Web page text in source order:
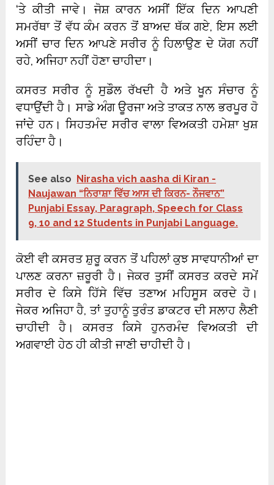
‘ਤੇ ਕੀਤੀ ਜਾਵੇ। ਜੋਸ਼ ਕਾਰਨ ਅਸੀਂ ਇੱਕ ਦਿਨ ਆਪਣੀ
ਸਮਰੱਥਾ ਤੋਂ ਵੱਧ ਕੰਮ ਕਰਨ ਤੋਂ ਬਾਅਦ ਥੱਕ ਗਏ, ਇਸ ਲਈ
ਅਸੀਂ ਚਾਰ ਦਿਨ ਆਪਣੇ ਸਰੀਰ ਨੂੰ ਹਿਲਾਉਣ ਦੇ ਯੋਗ ਨਹੀਂ
ਰਹੇ, ਅਜਿਹਾ ਨਹੀਂ ਹੋਣਾ ਚਾਹੀਦਾ।
ਕਸਰਤ ਸਰੀਰ ਨੂੰ ਸੁਡੌਲ ਰੱਖਦੀ ਹੈ ਅਤੇ ਖੂਨ ਸੰਚਾਰ ਨੂੰ
ਵਧਾਉਂਦੀ ਹੈ। ਸਾਡੇ ਅੰਗ ਊਰਜਾ ਅਤੇ ਤਾਕਤ ਨਾਲ ਭਰਪੂਰ ਹੋ
ਜਾਂਦੇ ਹਨ। ਸਿਹਤਮੰਦ ਸਰੀਰ ਵਾਲਾ ਵਿਅਕਤੀ ਹਮੇਸ਼ਾ ਖੁਸ਼
ਰਹਿੰਦਾ ਹੈ।
See also
Nirasha vich aasha di Kiran -
Naujawan “ਨਿਰਾਸ਼ਾ ਵਿੱਚ ਆਸ ਦੀ ਕਿਰਨ- ਨੌਜਵਾਨ”
Punjabi Essay, Paragraph, Speech for Class
9, 10 and 12 Students in Punjabi Language.
ਕੋਈ ਵੀ ਕਸਰਤ ਸ਼ੁਰੂ ਕਰਨ ਤੋਂ ਪਹਿਲਾਂ ਕੁਝ ਸਾਵਧਾਨੀਆਂ ਦਾ
ਪਾਲਣ ਕਰਨਾ ਜ਼ਰੂਰੀ ਹੈ। ਜੇਕਰ ਤੁਸੀਂ ਕਸਰਤ ਕਰਦੇ ਸਮੇਂ
ਸਰੀਰ ਦੇ ਕਿਸੇ ਹਿੱਸੇ ਵਿੱਚ ਤਣਾਅ ਮਹਿਸੂਸ ਕਰਦੇ ਹੋ।
ਜੇਕਰ ਅਜਿਹਾ ਹੈ, ਤਾਂ ਤੁਹਾਨੂੰ ਤੁਰੰਤ ਡਾਕਟਰ ਦੀ ਸਲਾਹ ਲੈਣੀ
ਚਾਹੀਦੀ ਹੈ। ਕਸਰਤ ਕਿਸੇ ਹੁਨਰਮੰਦ ਵਿਅਕਤੀ ਦੀ
ਅਗਵਾਈ ਹੇਠ ਹੀ ਕੀਤੀ ਜਾਣੀ ਚਾਹੀਦੀ ਹੈ।